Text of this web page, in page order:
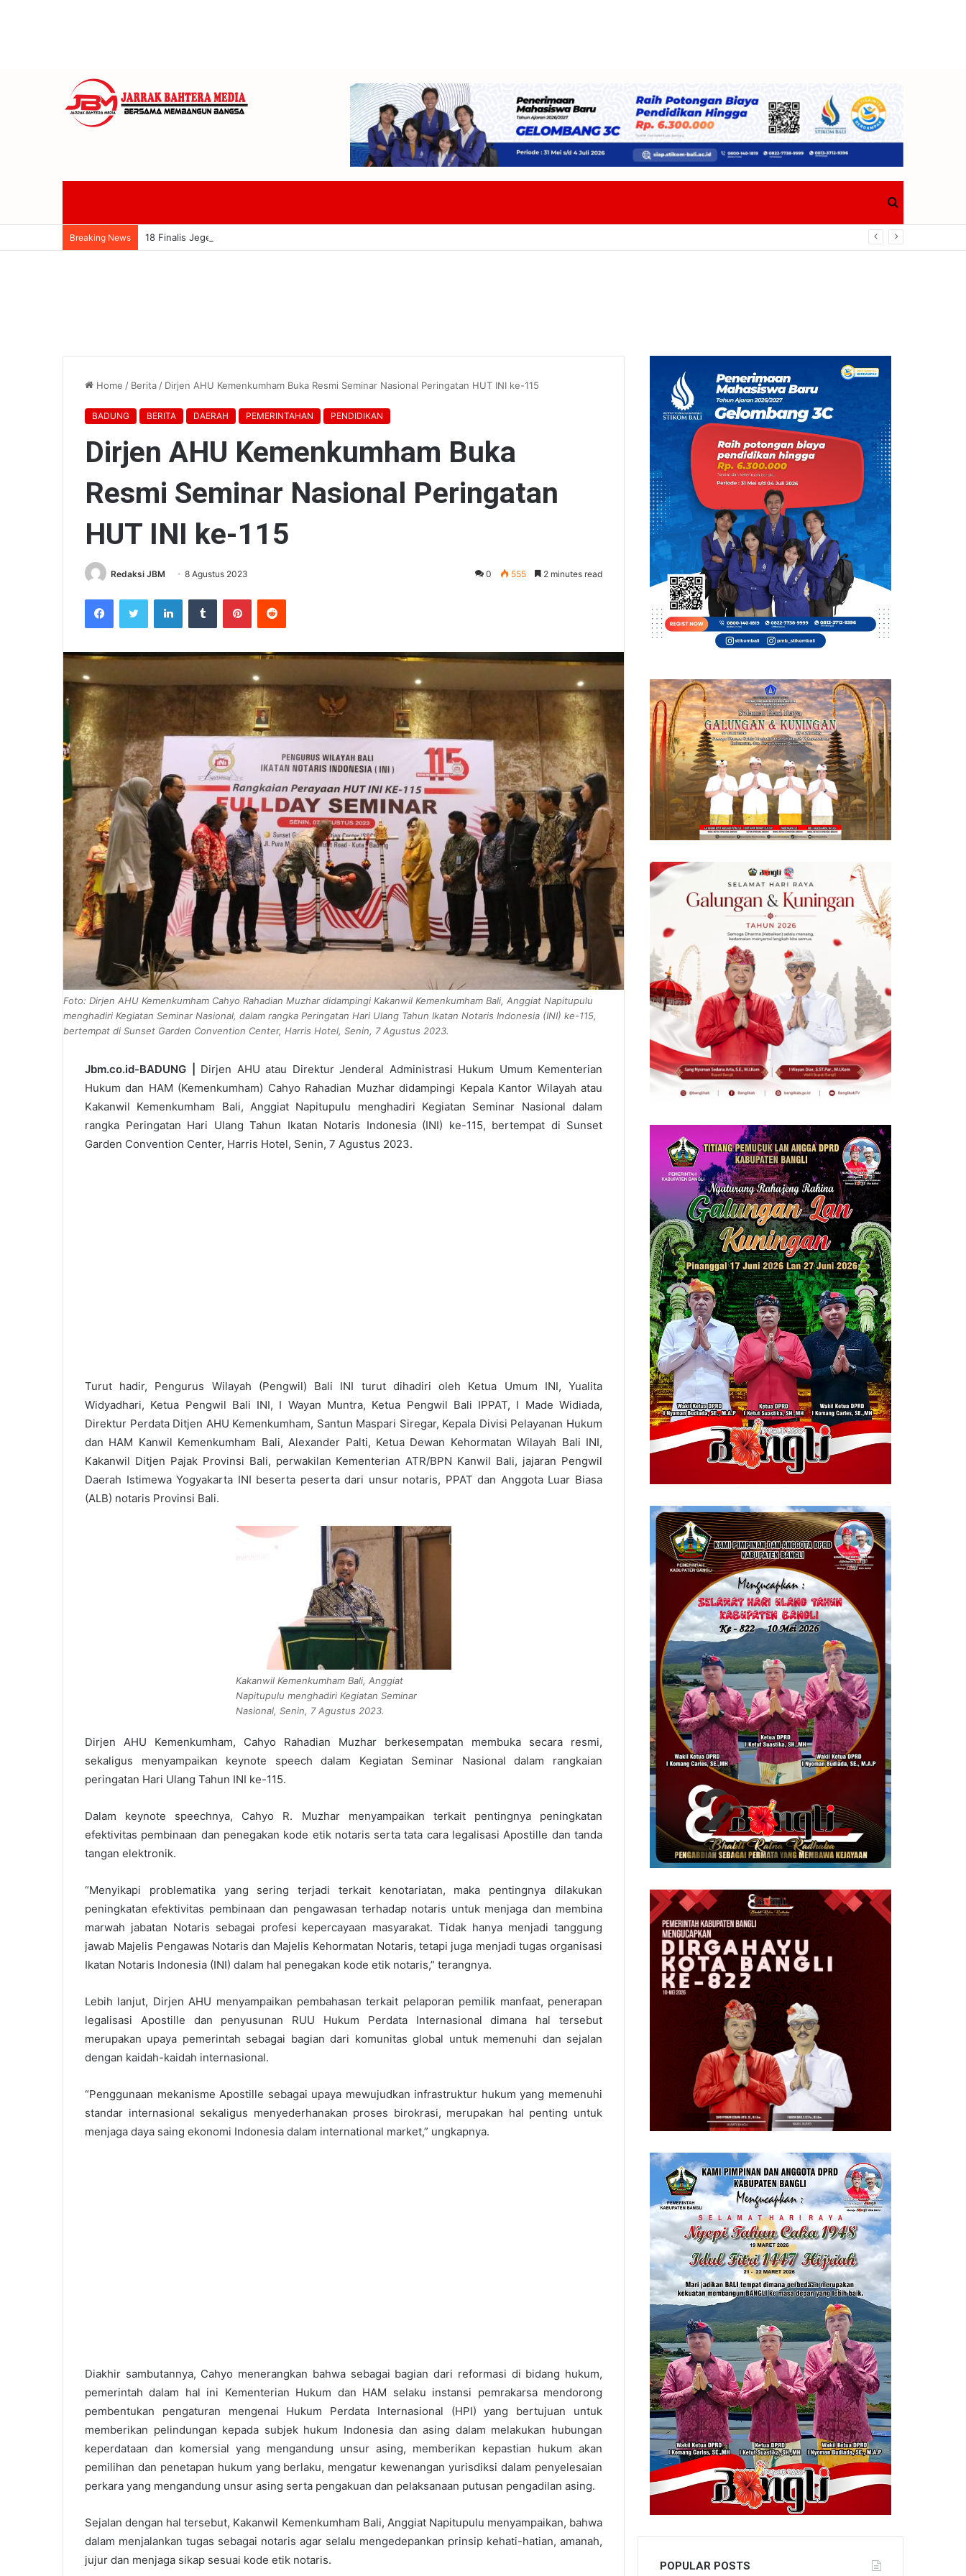
for
Breaking News 18 Finalis Jegeg Bagus Bali 2026 Bersaing Tekankan Budaya Dan Pariwisata Berkelanjutan
Home / Berita / Dirjen AHU Kemenkumham Buka Resmi Seminar Nasional Peringatan HUT INI ke-115
BADUNG BERITA DAERAH PEMERINTAHAN PENDIDIKAN
Dirjen AHU Kemenkumham Buka
Resmi Seminar Nasional Peringatan
HUT INI ke-115
Redaksi JBM 8 Agustus 2023 0 555 2 minutes read
Foto: Dirjen AHU Kemenkumham Cahyo Rahadian Muzhar didampingi Kakanwil Kemenkumham Bali, Anggiat Napitupulu
menghadiri Kegiatan Seminar Nasional, dalam rangka Peringatan Hari Ulang Tahun Ikatan Notaris Indonesia (INI) ke-115,
bertempat di Sunset Garden Convention Center, Harris Hotel, Senin, 7 Agustus 2023.
Jbm.co.id-BADUNG |
Dirjen AHU atau Direktur Jenderal Administrasi Hukum Umum Kementerian
Hukum dan HAM (Kemenkumham) Cahyo Rahadian Muzhar didampingi Kepala Kantor Wilayah atau
Kakanwil Kemenkumham Bali, Anggiat Napitupulu menghadiri Kegiatan Seminar Nasional dalam
rangka Peringatan Hari Ulang Tahun Ikatan Notaris Indonesia (INI) ke-115, bertempat di Sunset
Garden Convention Center, Harris Hotel, Senin, 7 Agustus 2023.
Turut hadir, Pengurus Wilayah (Pengwil) Bali INI turut dihadiri oleh Ketua Umum INI, Yualita
Widyadhari, Ketua Pengwil Bali INI, I Wayan Muntra, Ketua Pengwil Bali IPPAT, I Made Widiada,
Direktur Perdata Ditjen AHU Kemenkumham, Santun Maspari Siregar, Kepala Divisi Pelayanan Hukum
dan HAM Kanwil Kemenkumham Bali, Alexander Palti, Ketua Dewan Kehormatan Wilayah Bali INI,
Kakanwil Ditjen Pajak Provinsi Bali, perwakilan Kementerian ATR/BPN Kanwil Bali, jajaran Pengwil
Daerah Istimewa Yogyakarta INI beserta peserta dari unsur notaris, PPAT dan Anggota Luar Biasa
(ALB) notaris Provinsi Bali.
Kakanwil Kemenkumham Bali, Anggiat
Napitupulu menghadiri Kegiatan Seminar
Nasional, Senin, 7 Agustus 2023.
Dirjen AHU Kemenkumham, Cahyo Rahadian Muzhar berkesempatan membuka secara resmi,
sekaligus menyampaikan keynote speech dalam Kegiatan Seminar Nasional dalam rangkaian
peringatan Hari Ulang Tahun INI ke-115.
Dalam keynote speechnya, Cahyo R. Muzhar menyampaikan terkait pentingnya peningkatan
efektivitas pembinaan dan penegakan kode etik notaris serta tata cara legalisasi Apostille dan tanda
tangan elektronik.
“Menyikapi problematika yang sering terjadi terkait kenotariatan, maka pentingnya dilakukan
peningkatan efektivitas pembinaan dan pengawasan terhadap notaris untuk menjaga dan membina
marwah jabatan Notaris sebagai profesi kepercayaan masyarakat. Tidak hanya menjadi tanggung
jawab Majelis Pengawas Notaris dan Majelis Kehormatan Notaris, tetapi juga menjadi tugas organisasi
Ikatan Notaris Indonesia (INI) dalam hal penegakan kode etik notaris,” terangnya.
Lebih lanjut, Dirjen AHU menyampaikan pembahasan terkait pelaporan pemilik manfaat, penerapan
legalisasi Apostille dan penyusunan RUU Hukum Perdata Internasional dimana hal tersebut
merupakan upaya pemerintah sebagai bagian dari komunitas global untuk memenuhi dan sejalan
dengan kaidah-kaidah internasional.
“Penggunaan mekanisme Apostille sebagai upaya mewujudkan infrastruktur hukum yang memenuhi
standar internasional sekaligus menyederhanakan proses birokrasi, merupakan hal penting untuk
menjaga daya saing ekonomi Indonesia dalam international market,” ungkapnya.
Diakhir sambutannya, Cahyo menerangkan bahwa sebagai bagian dari reformasi di bidang hukum,
pemerintah dalam hal ini Kementerian Hukum dan HAM selaku instansi pemrakarsa mendorong
pembentukan pengaturan mengenai Hukum Perdata Internasional (HPI) yang bertujuan untuk
memberikan pelindungan kepada subjek hukum Indonesia dan asing dalam melakukan hubungan
keperdataan dan komersial yang mengandung unsur asing, memberikan kepastian hukum akan
pemilihan dan penetapan hukum yang berlaku, mengatur kewenangan yurisdiksi dalam penyelesaian
perkara yang mengandung unsur asing serta pengakuan dan pelaksanaan putusan pengadilan asing.
Sejalan dengan hal tersebut, Kakanwil Kemenkumham Bali, Anggiat Napitupulu menyampaikan, bahwa
dalam menjalankan tugas sebagai notaris agar selalu mengedepankan prinsip kehati-hatian, amanah,
jujur dan menjaga sikap sesuai kode etik notaris.
POPULAR POSTS